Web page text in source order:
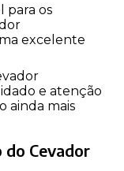
para os
excelente
e atenção
ainda mais
do Cevador